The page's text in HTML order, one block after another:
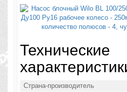
Технические
Страна-производитель